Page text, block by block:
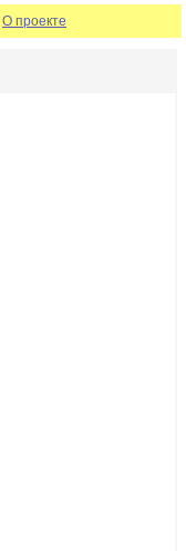
О проекте